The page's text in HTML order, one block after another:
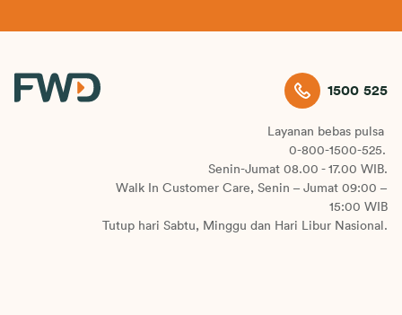
1500 525
Layanan bebas pulsa
0-800-1500-525.
Senin-Jumat 08.00 - 17.00 WIB.
Walk In Customer Care, Senin – Jumat 09:00 –
15:00 WIB
Tutup hari Sabtu, Minggu dan Hari Libur Nasional.